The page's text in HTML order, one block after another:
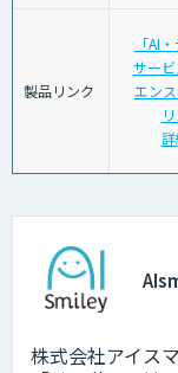
製品リンク
「AI
サー
エン
株式会社アイス